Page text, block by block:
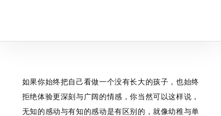
如果你始终把自己看做一个没有长大的孩子，也始终
拒绝体验更深刻与广阔的情感，你当然可以这样说，
无知的感动与有知的感动是有区别的，就像幼稚与单